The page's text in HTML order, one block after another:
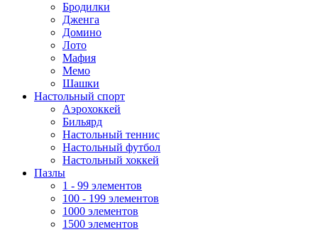
Бродилки
Дженга
Домино
Лото
Мафия
Мемо
Шашки
Настольный спорт
Аэрохоккей
Бильярд
Настольный теннис
Настольный футбол
Настольный хоккей
Пазлы
1 - 99 элементов
100 - 199 элементов
1000 элементов
1500 элементов